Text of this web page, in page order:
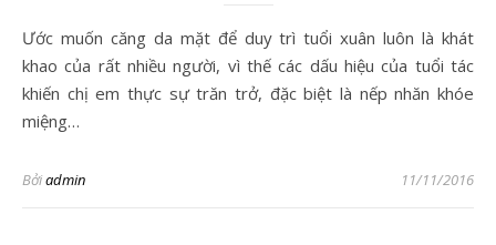
Ước muốn căng da mặt để duy trì tuổi xuân luôn là khát
khao của rất nhiều người, vì thế các dấu hiệu của tuổi tác
khiến chị em thực sự trăn trở, đặc biệt là nếp nhăn khóe
miệng…
Bởiadmin 11/11/2016